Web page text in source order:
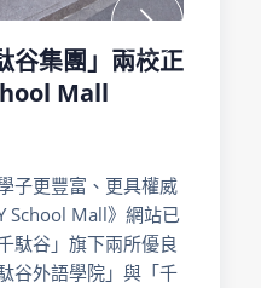
谷集團」兩校正
Mall
子更豐富、更具權威
School Mall》網站已
駄谷」旗下兩所優良
外語學院」與「千